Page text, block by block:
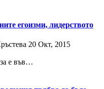
егоизми, лидерството
20 Окт, 2015
е във…